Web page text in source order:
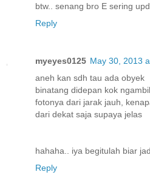
btw.. senang bro E sering
Reply
myeyes0125 May 30, 2013
aneh kan sdh tau ada obyek
binatang didepan kok ngambil
fotonya dari jarak jauh,
dari dekat saja supaya jelas
hahaha.. iya begitulah biar
Reply